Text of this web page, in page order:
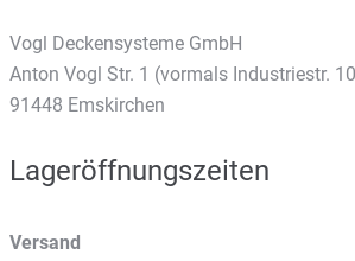
Vogl Deckensysteme GmbH
Anton Vogl Str. 1 (vormals Industriestr.
91448 Emskirchen
Lageröffnungszeiten
Versand